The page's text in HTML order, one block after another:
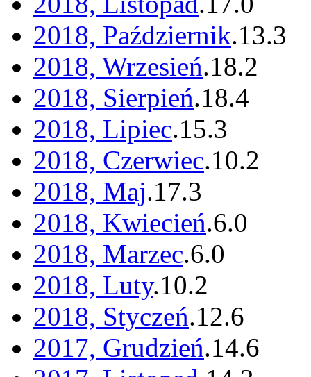
2018, Październik.13.3
2018, Wrzesień.18.2
2018, Sierpień.18.4
2018, Lipiec.15.3
2018, Czerwiec.10.2
2018, Maj.17.3
2018, Kwiecień.6.0
2018, Marzec.6.0
2018, Luty.10.2
2018, Styczeń.12.6
2017, Grudzień.14.6